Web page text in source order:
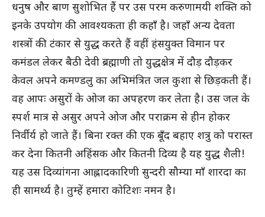
धनुष और बाण सुशोभित हैं पर उस परम करुणामयी शक्ति को
इनके उपयोग की आवश्यकता ही कहाँ है। जहाँ अन्य देवता
शस्त्रों की टंकार से युद्ध करते हैं वहीं हंसयुक्त विमान पर
कमंडल लेकर बैठी देवी ब्रह्माणी तो युद्धक्षेत्र में दौड़ दौड़कर
केवल अपने कमण्डलु का अभिमंत्रित जल कुशा से छिड़कती हैं।
वह आपः असुरों के ओज का अपहरण कर लेता है। उस जल के
स्पर्श मात्र से असुर अपने ओज और पराक्रम से हीन होकर
निर्वीर्य हो जाते हैं। बिना रक्त की एक बूँद बहाए शत्रु को परास्त
कर देना कितनी अहिंसक और कितनी दिव्य है यह युद्ध शैली!
यह उस दिव्यांगना आह्लादकारिणी सुन्दरी सौम्या माँ शारदा का
ही सामर्थ्य है। तुम्हें हमारा कोटिशः नमन है।